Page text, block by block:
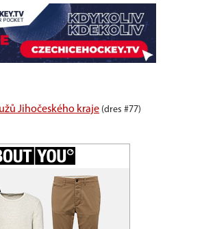
Jihočeského kraje (dres #77)